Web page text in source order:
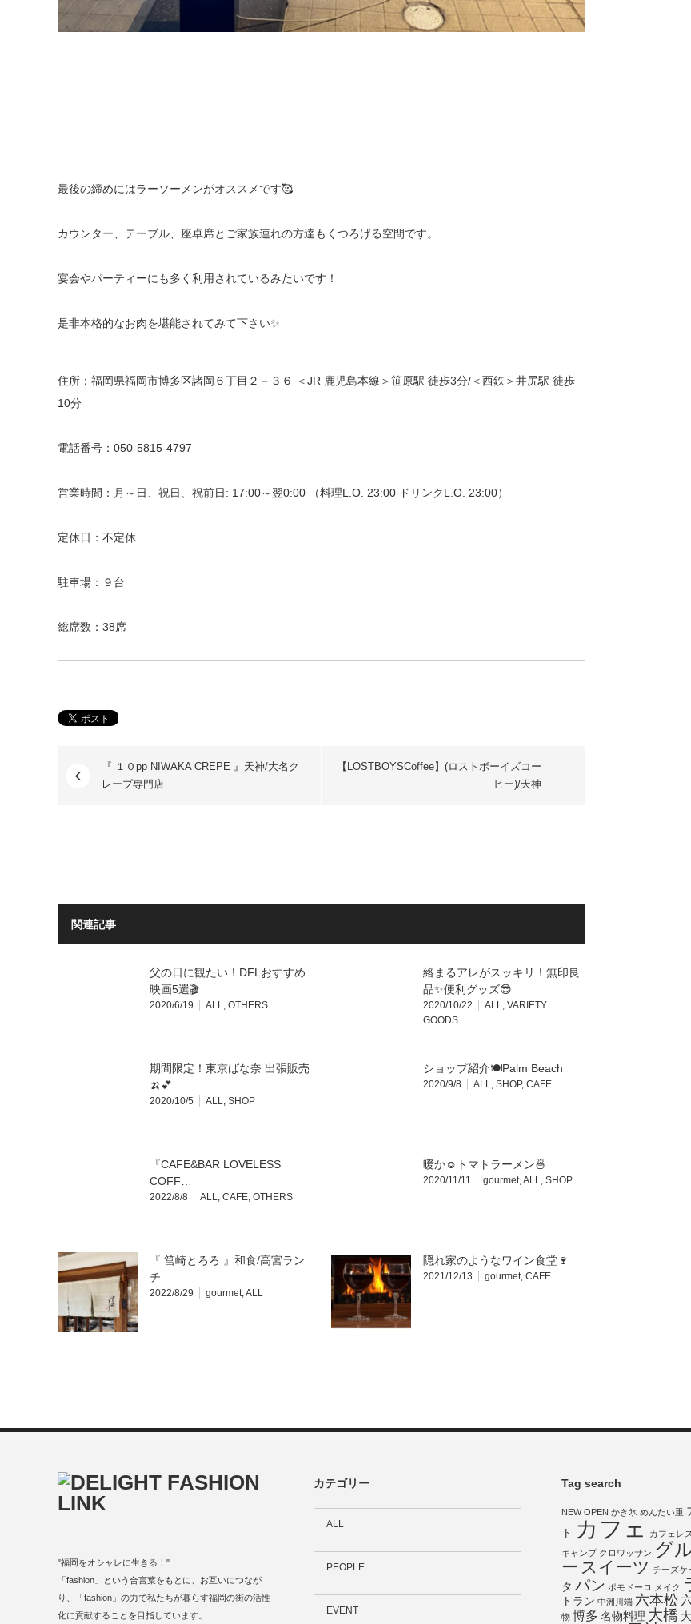
最後の締めにはラーソーメンがオススメです🥰
カウンター、テーブル、座卓席とご家族連れの方達もくつろげる空間です。
宴会やパーティーにも多く利用されているみたいです！
是非本格的なお肉を堪能されてみて下さい✨
住所：福岡県福岡市博多区諸岡６丁目２－３６ ＜JR 鹿児島本線＞笹原駅 徒歩3分/＜西鉄＞井尻駅 徒歩
10分
電話番号：050-5815-4797
営業時間：月～日、祝日、祝前日: 17:00～翌0:00 （料理L.O. 23:00 ドリンクL.O. 23:00）
定休日：不定休
駐車場：９台
総席数：38席
『 １０pp NIWAKA CREPE 』天神/大名ク
レープ専門店
【LOSTBOYSCoffee】(ロストボーイズコー
ヒー)/天神
関連記事
父の日に観たい！DFLおすすめ
映画5選🎬
2020/6/19 ALL OTHERS
絡まるアレがスッキリ！無印良
品✨便利グッズ😎
2020/10/22 ALL
VARIETY
GOODS
期間限定！東京ばな奈 出張販売
🍌💕
2020/10/5 ALL SHOP
ショップ紹介🍽Palm Beach
2020/9/8 ALL SHOP, CAFE
『CAFE&BAR LOVELESS
COFF…
2022/8/8 ALL CAFE OTHERS
暖か☺️トマトラーメン🍜
2020/11/11 gourmet ALL SHOP
『 筥崎とろろ 』和食/高宮ラン
チ
2022/8/29 gourmet ALL
隠れ家のようなワイン食堂🍷
2021/12/13 gourmet CAFE
カテゴリー
ALL
PEOPLE
EVENT
Tag search
NEW OPEN かき氷 めんたい重
ト カフェ カフェレ
キャンプ クロワッサン グ
ー スイーツ チーズケ
タ パン ポモドーロ メイク
トラン 中洲川端 六本松
物 博多 名物料理 大橋
"福岡をオシャレに生きる！"
「fashion」という合言葉をもとに、お互いにつなが
り、「fashion」の力で私たちが暮らす福岡の街の活性
化に貢献することを目指しています。